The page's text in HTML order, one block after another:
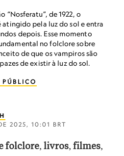
“Nosferatu”, de 1922, o
pela luz do sol e entra
depois. Esse momento
no folclore sobre
de que os vampiros são
de existir à luz do sol.
2025, 10:01 BRT
folclore, livros, filmes,